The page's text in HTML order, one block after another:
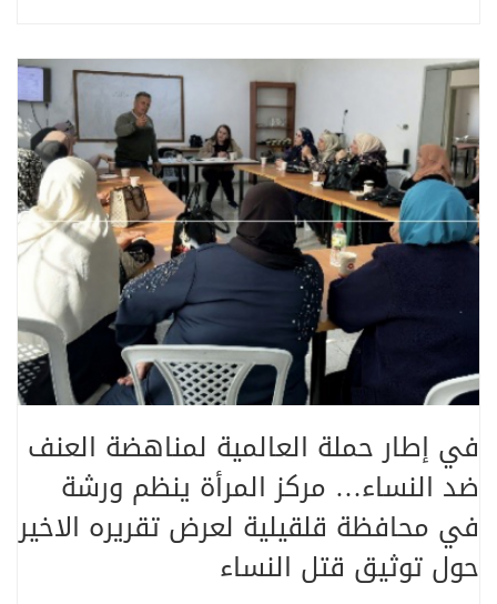
في إطار حملة العالمية لمناهضة العنف
ضد النساء… مركز المرأة ينظم ورشة
في محافظة قلقيلية لعرض تقريره الاخير
حول توثيق قتل النساء